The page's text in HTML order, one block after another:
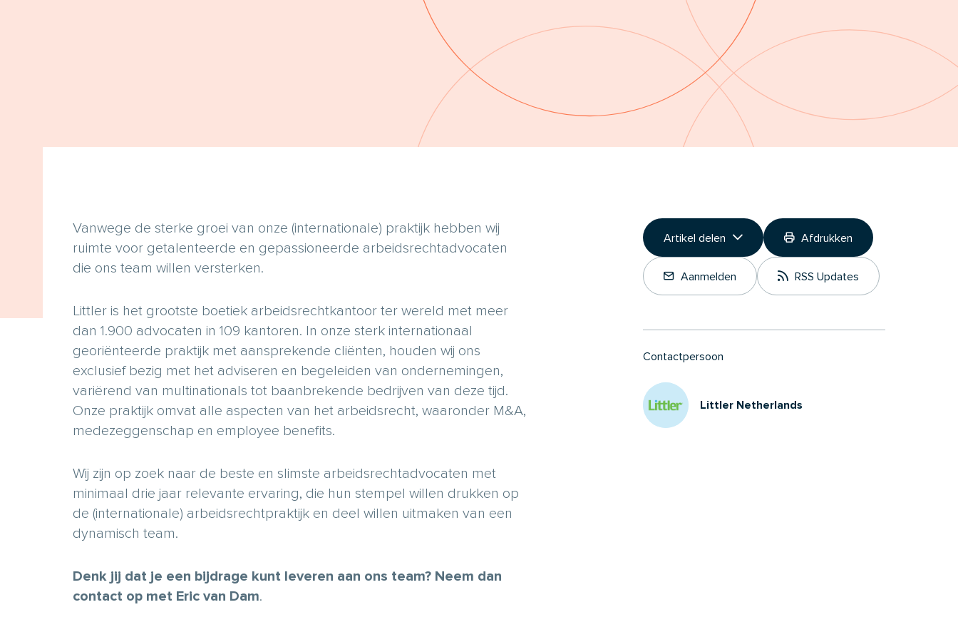
Vanwege de sterke groei van onze (internationale) praktijk hebben wij
ruimte voor getalenteerde en gepassioneerde arbeidsrechtadvocaten
die ons team willen versterken.
Littler is het grootste boetiek arbeidsrechtkantoor ter wereld met meer
dan 1.900 advocaten in 109 kantoren. In onze sterk internationaal
georiënteerde praktijk met aansprekende cliënten, houden wij ons
exclusief bezig met het adviseren en begeleiden van ondernemingen,
variërend van multinationals tot baanbrekende bedrijven van deze tijd.
Onze praktijk omvat alle aspecten van het arbeidsrecht, waaronder M&A,
medezeggenschap en employee benefits.
Wij zijn op zoek naar de beste en slimste arbeidsrechtadvocaten met
minimaal drie jaar relevante ervaring, die hun stempel willen drukken op
de (internationale) arbeidsrechtpraktijk en deel willen uitmaken van een
dynamisch team.
Denk jij dat je een bijdrage kunt leveren aan ons team? Neem dan
contact op met Eric van Dam.
Artikel delen
Link kopiëren
Deel op LinkedIn
Afdrukken
Aanmelden RSS Updates
Contactpersoon
Littler Netherlands